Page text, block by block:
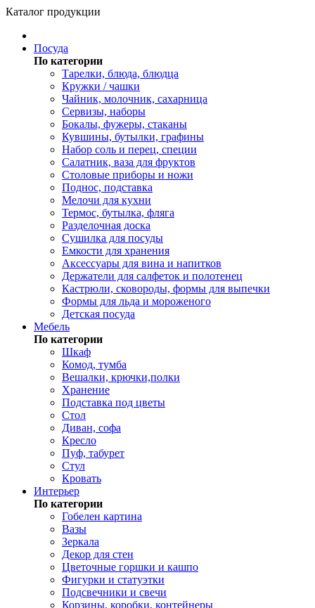
Каталог продукции
Посуда
По категории
Тарелки, блюда, блюдца
Кружки / чашки
Чайник, молочник, сахарница
Сервизы, наборы
Бокалы, фужеры, стаканы
Кувшины, бутылки, графины
Набор соль и перец, специи
Салатник, ваза для фруктов
Столовые приборы и ножи
Поднос, подставка
Мелочи для кухни
Термос, бутылка, фляга
Разделочная доска
Сушилка для посуды
Емкости для хранения
Аксессуары для вина и напитков
Держатели для салфеток и полотенец
Кастрюли, сковороды, формы для выпечки
Формы для льда и мороженого
Детская посуда
Мебель
По категории
Шкаф
Комод, тумба
Вешалки, крючки,полки
Хранение
Подставка под цветы
Стол
Диван, софа
Кресло
Пуф, табурет
Стул
Кровать
Интерьер
По категории
Гобелен картина
Вазы
Зеркала
Декор для стен
Цветочные горшки и кашпо
Фигурки и статуэтки
Подсвечники и свечи
Корзины, коробки, контейнеры